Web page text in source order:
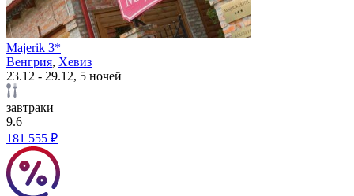
Majerik 3*
Венгрия, Хевиз
23.12 - 29.12, 5 ночей
завтраки
9.6
181 555 ₽